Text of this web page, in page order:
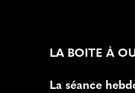
LA BOITE À
La séance